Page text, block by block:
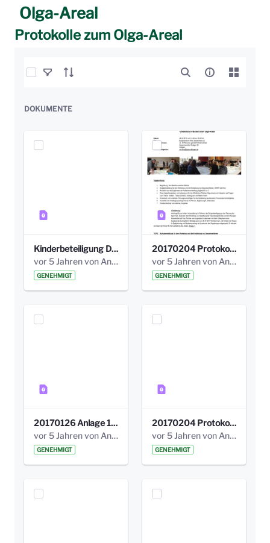
Olga-Areal
Protokolle zum Olga-Areal
Elemente auswählen
DOKUMENTE
Kinderbeteiligung Dez. 17 _Abstimmung Klettergerüst.pdf
vor 5 Jahren von Anni Schlumberger
GENEHMIGT
20170204 Protokoll Workshop 2 Promenade Schloßstraße (1).pdf
vor 5 Jahren von Anni Schlumberger
GENEHMIGT
20170126 Anlage 1_Kinderbeteiligung_Olga_Areal_Auswertung.pdf
vor 5 Jahren von Anni Schlumberger
GENEHMIGT
20170204 Protokoll Workshop 2 Promenade Schloßstraße .pdf
vor 5 Jahren von Anni Schlumberger
GENEHMIGT